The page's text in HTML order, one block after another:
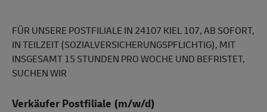
FÜR UNSERE POSTFILIALE IN 24107 KIEL 107, AB SOFORT,
IN TEILZEIT (SOZIALVERSICHERUNGSPFLICHTIG), MIT
INSGESAMT 15 STUNDEN PRO WOCHE UND BEFRISTET,
SUCHEN WIR
Verkäufer Postfiliale (m/w/d)